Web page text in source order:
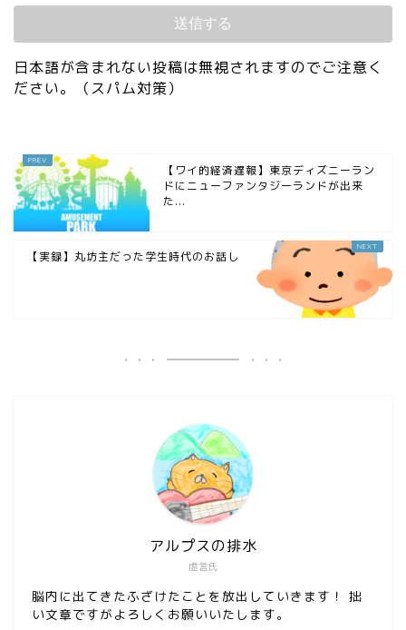
日本語が含まれない投稿は無視されますのでご注意く
ださい。（スパム対策）
【ワイ的経済遅報】東京ディズニーラン
ドにニューファンタジーランドが出来
た...
【実録】丸坊主だった学生時代のお話し
虚言氏
アルプスの排水
脳内に出てきたふざけたことを放出していきます！ 拙
い文章ですがよろしくお願いいたします。